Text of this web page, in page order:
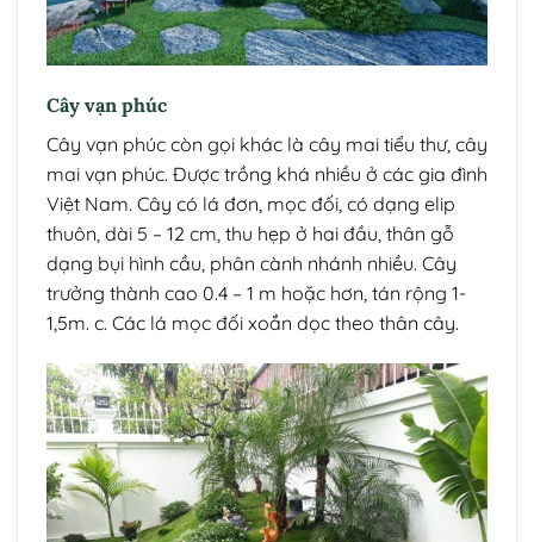
Cây vạn phúc
Cây vạn phúc còn gọi khác là cây mai tiểu thư, cây
mai vạn phúc. Được trồng khá nhiều ở các gia đình
Việt Nam. Cây có lá đơn, mọc đối, có dạng elip
thuôn, dài 5 – 12 cm, thu hẹp ở hai đầu, thân gỗ
dạng bụi hình cầu, phân cành nhánh nhiều. Cây
trưởng thành cao 0.4 – 1 m hoặc hơn, tán rộng 1-
1,5m. c. Các lá mọc đối xoắn dọc theo thân cây.